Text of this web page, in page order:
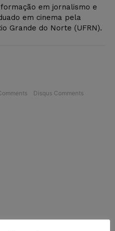
em jornalismo e
em cinema pela
Grande do Norte (UFRN).
Disqus Comments